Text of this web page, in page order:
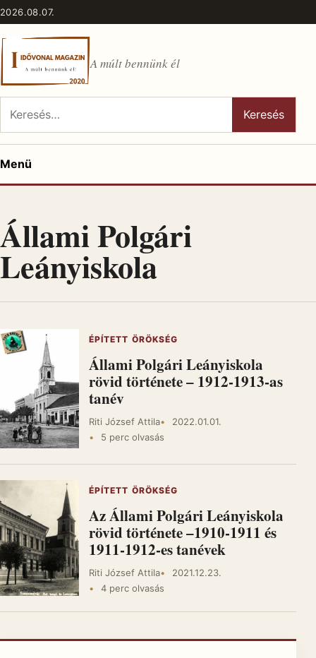
Ugrás a tartalomhoz
2026.08.07.
A múlt bennünk él
Keresés:
Keresés
Menü
Állami Polgári
Leányiskola
ÉPÍTETT ÖRÖKSÉG
Állami Polgári Leányiskola
rövid története – 1912-1913-as
tanév
Riti József Attila
2022.01.01.
5 perc olvasás
ÉPÍTETT ÖRÖKSÉG
Az Állami Polgári Leányiskola
rövid története –1910-1911 és
1911-1912-es tanévek
Riti József Attila
2021.12.23.
4 perc olvasás